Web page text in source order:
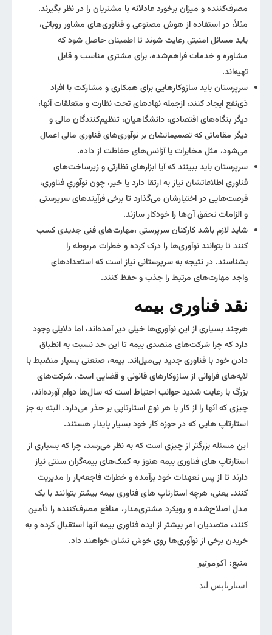
مصرف‌کننده و میزان برخورد عادلانه با مشتریان را در نظر بگیرند.
مثلاً، در استفاده از هوش مصنوعی و فناوری‌های مشاور روباتی،
باید مسائل امنیتی رعایت شوند تا اطمینان حاصل شود که
مشاوره و خدمات فراهم‌شده، برای مشتری مناسب و قابل
تهیه‌اند.
سرپرستان باید سازوکارهایی برای همکاری و مشارکت با افراد
ذی‌نفع ایجاد کنند، ازجمله نهادهای تحت نظارت و متعلقات آنها،
دیگر بنگاه‌های اقتصادی، دانشگاهیان، تنظیم‌کنندگان مالی و
دیگر مقاماتی که تصمیماتشان بر نوآوری‌های فناوری مالی اعمال
می‌شود، مثل مخابرات یا آزانس‌های حفاظت از داده.
سرپرستان باید ببینند که آیا ابزارهای نظارتی و زیرساخت‌های
فناوری اطلاعاتشان نیاز به ارتقا دارد یا خیر، چون نوآوریِ فناوری،
فرصت‌هایی در اختیارشان می‌گذارد تا برخی فرآیندهای سرپرستی
و الزامات تحقق آن‌ها را خودکار سازند.
شاید لازم باشد کارکنان سرپرستی ،مهارت‌های فنی جدیدی کسب
کنند تا بتوانند نوآوری‌ها را درک کرده و خطرات مربوطه را
بشناسند. در نتیجه به سرپرستانی نیاز است که استعدادهای
واجد مهارت‌های مرتبط را جذب و حفظ کنند.
نقد فناوری بیمه
هرچند بسیاری از این نوآوری‌ها خیلی دیر آمده‌اند، اما دلایلی وجود
دارد که چرا شرکت‌های متصدی بیمه‌ تا این حد نسبت به انطباق
دادن خود با فناوری جدید بی‌میل‌اند. بیمه، صنعتی بسیار منضبط با
لایه‌های فراوانی از سازوکارهای قانونی و قضایی است. شرکت‌های
بزرگ با رعایت شدید جوانب احتیاط است که سال‌ها دوام آورده‌اند،
چیزی که آنها را از کار با هر نوع استارتاپی بر حذر می‌دارد. البته به جز
استارتاپ هایی که در حوزه کار خود بسیار پایدار هستند.
این مسئله بزرگتر از چیزی است که به نظر می‌رسد، چرا که بسیاری از
استارتاپ های فناوری بیمه هنوز به کمک‌های بیمه‌‌گران سنتی نیاز
دارند تا از پس تعهدات خود برآمده و خطرات فاجعه‌بار را مدیریت
کنند. یعنی، هرچه استارتاپ های فناوری بیمه بیشتر بتوانند با یک
مدل اصلاح‌شده و رویکرد مشتری‌مدار، منافع مصرف‌کننده را تأمین
کنند، متصدیان امر بیشتر از ایده فناوری بیمه آنها استقبال کرده و به
خریدن برخی از نوآوری‌ها روی خوش نشان خواهند داد.
منبع: اکوموتیو
استارتاپس لند